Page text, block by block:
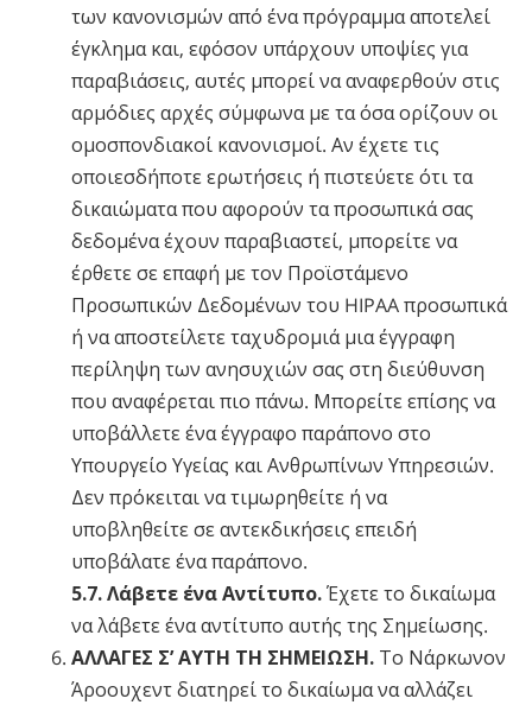
των κανονισμών από ένα πρόγραμμα αποτελεί
έγκλημα και, εφόσον υπάρχουν υποψίες για
παραβιάσεις, αυτές μπορεί να αναφερθούν στις
αρμόδιες αρχές σύμφωνα με τα όσα ορίζουν οι
ομοσπονδιακοί κανονισμοί. Αν έχετε τις
οποιεσδήποτε ερωτήσεις ή πιστεύετε ότι τα
δικαιώματα που αφορούν τα προσωπικά σας
δεδομένα έχουν παραβιαστεί, μπορείτε να
έρθετε σε επαφή με τον Προϊστάμενο
Προσωπικών Δεδομένων του HIPAA προσωπικά
ή να αποστείλετε ταχυδρομιά μια έγγραφη
περίληψη των ανησυχιών σας στη διεύθυνση
που αναφέρεται πιο πάνω. Μπορείτε επίσης να
υποβάλλετε ένα έγγραφο παράπονο στο
Υπουργείο Υγείας και Ανθρωπίνων Υπηρεσιών.
Δεν πρόκειται να τιμωρηθείτε ή να
υποβληθείτε σε αντεκδικήσεις επειδή
υποβάλατε ένα παράπονο.
5.7. Λάβετε ένα Αντίτυπο.Έχετε το δικαίωμα
να λάβετε ένα αντίτυπο αυτής της Σημείωσης.
ΑΛΛΑΓΕΣ Σ’ ΑΥΤΗ ΤΗ ΣΗΜΕΙΩΣΗ. Το Νάρκωνον
Άροουχεντ διατηρεί το δικαίωμα να αλλάζει